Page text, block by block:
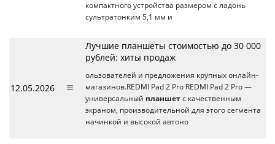
компактного устройства размером с ладонь
сультратонким 5,1 мм и
12.05.2026
Лучшие планшеты стоимостью до 30 000
рублей: хиты продаж
ользователей и предложения крупных онлайн-
магазинов.REDMI Pad 2 Pro REDMI Pad 2 Pro —
универсальный планшет с качественным
экраном, производительной для этого сегмента
начинкой и высокой автоно